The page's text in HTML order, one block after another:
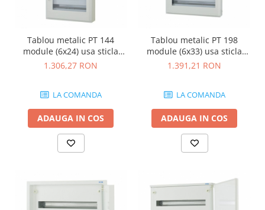
Tablou metalic PT 144
module (6x24) usa sticla
IP30 Eaton gri BF-OT-6/144-
1.306,27 RON
LA COMANDA
ADAUGA IN COS
Tablou metalic PT 198
module (6x33) usa sticla
IP30 Eaton gri BF-OT-6/198-
1.391,21 RON
LA COMANDA
ADAUGA IN COS